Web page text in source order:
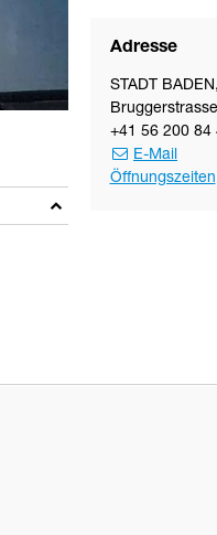
Adresse
STADT BADEN,
+41 56 200 84
E-Mail
Öffnungszeiten